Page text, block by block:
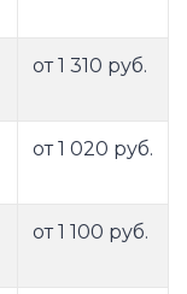
от 1 310 руб.
от 1 020 руб.
от 1 100 руб.